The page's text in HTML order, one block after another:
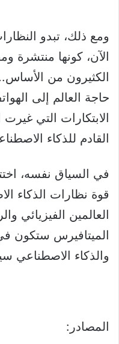
ومع ذلك، تبدو
الآن، كونها منتشرة
الكثيرون من
حاجة العالم إلى
الابتكارات التي
القادم للذكاء
في السياق نفسه،
قوة نظارات الذكاء
العالمين الفيزيائي
الميتافيرس ستكون
والذكاء الاصطناعي
المصادر: